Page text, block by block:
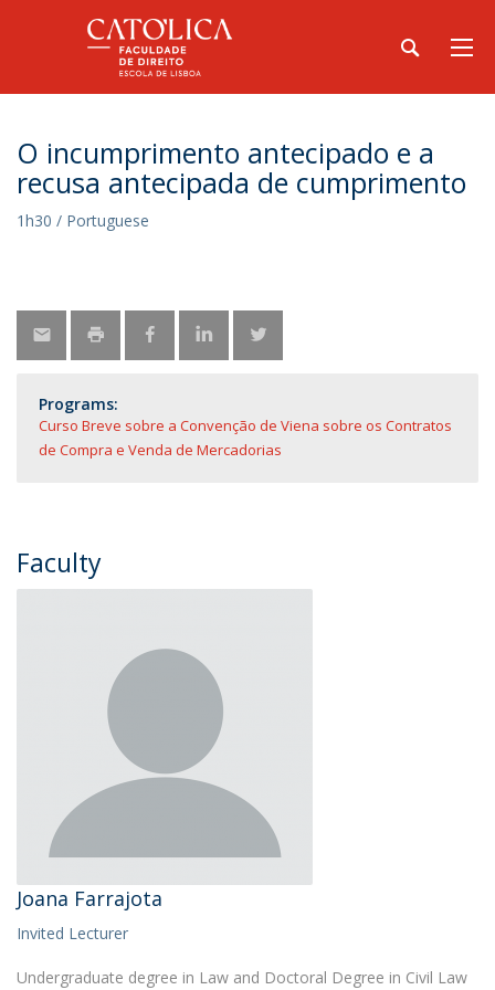
O incumprimento antecipado e a
recusa antecipada de cumprimento
1h30 / Portuguese
Programs:
Curso Breve sobre a Convenção de Viena sobre os Contratos
de Compra e Venda de Mercadorias
Faculty
Joana Farrajota
Invited Lecturer
Undergraduate degree in Law and Doctoral Degree in Civil Law